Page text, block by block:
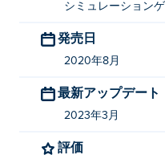
シミュレーション
発売日
2020年8月
最新アップデート
2023年3月
評価